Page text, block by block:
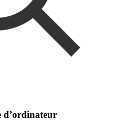
d’ordinateur